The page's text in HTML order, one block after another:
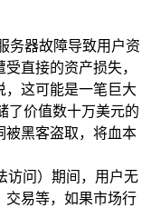
务器故障导致用户资
直接的资产损失，
，这可能是一笔巨大
了价值数十万美元的
被黑客盗取，将血本
访问）期间，用户无
交易等，如果市场行